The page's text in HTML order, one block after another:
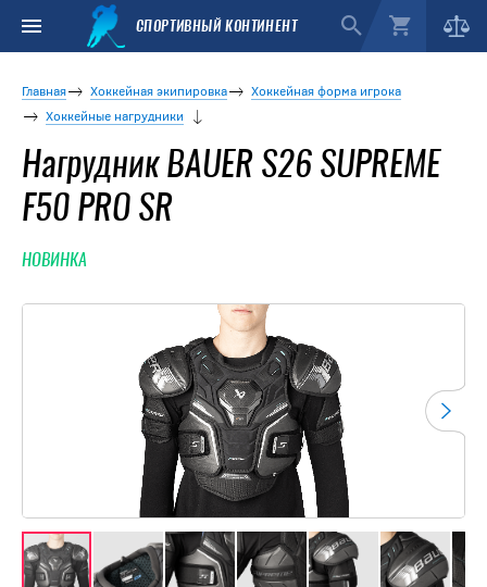
СПОРТИВНЫЙ КОНТИНЕНТ
Главная Хоккейная экипировка
Хоккейная форма игрока
Хоккейные нагрудники
Нагрудник BAUER S26 SUPREME
F50 PRO SR
НОВИНКА